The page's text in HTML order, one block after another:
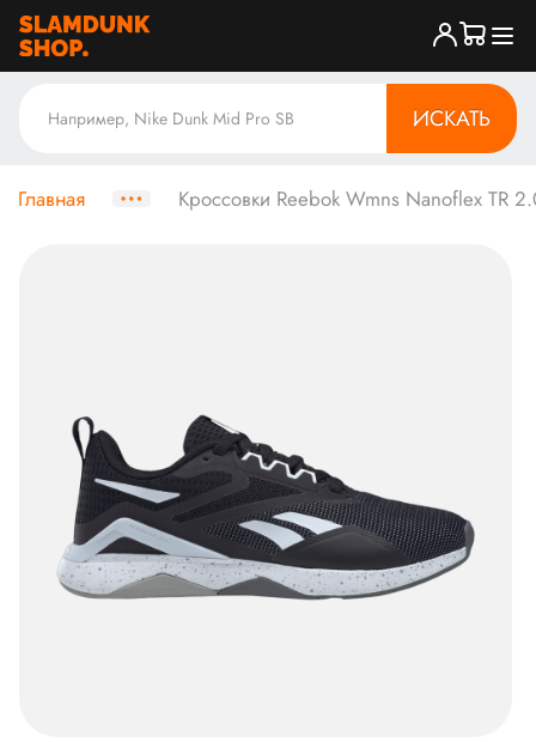
ИСКАТЬ
Главная Кроссовки Reebok Wmns Nanoflex TR